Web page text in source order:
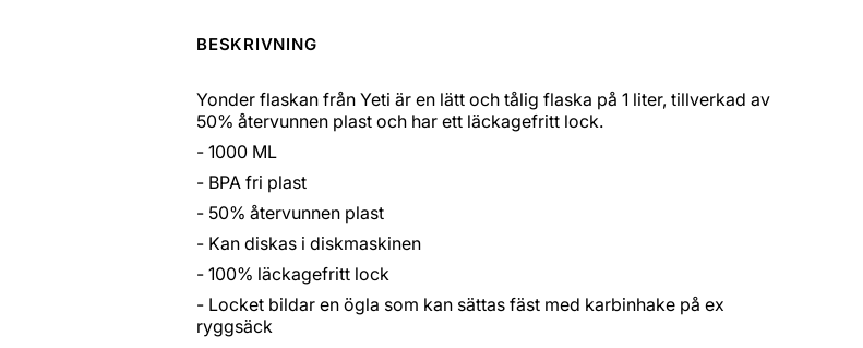
BESKRIVNING
Yonder flaskan från Yeti är en lätt och tålig flaska på 1 liter, tillverkad av
50% återvunnen plast och har ett läckagefritt lock.
- 1000 ML
- BPA fri plast
- 50% återvunnen plast
- Kan diskas i diskmaskinen
- 100% läckagefritt lock
- Locket bildar en ögla som kan sättas fäst med karbinhake på ex
ryggsäck